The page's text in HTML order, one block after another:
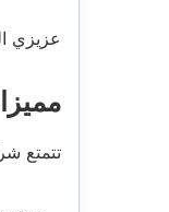
عزيزي
تتمتع